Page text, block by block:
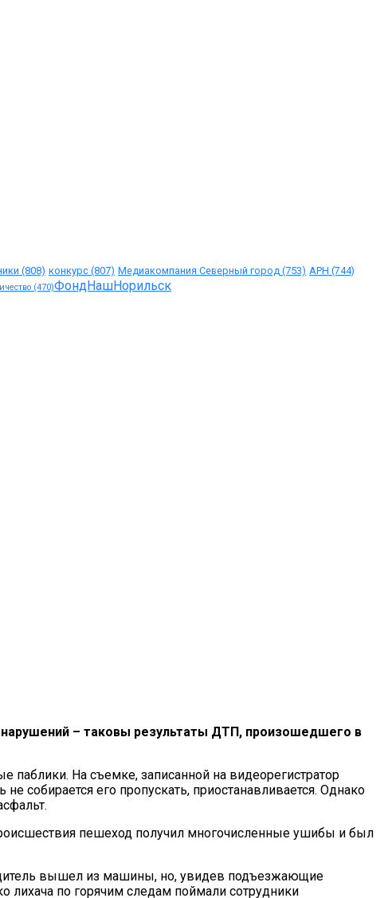
(808) конкурс (807) Медиакомпания Северный город (753) АРН (744)
(470)ФондНашНорильск
– таковы результаты ДТП, произошедшего в
паблики. На съемке, записанной на видеорегистратор
собирается его пропускать, приостанавливается. Однако
пешеход получил многочисленные ушибы и был
вышел из машины, но, увидев подъезжающие
по горячим следам поймали сотрудники